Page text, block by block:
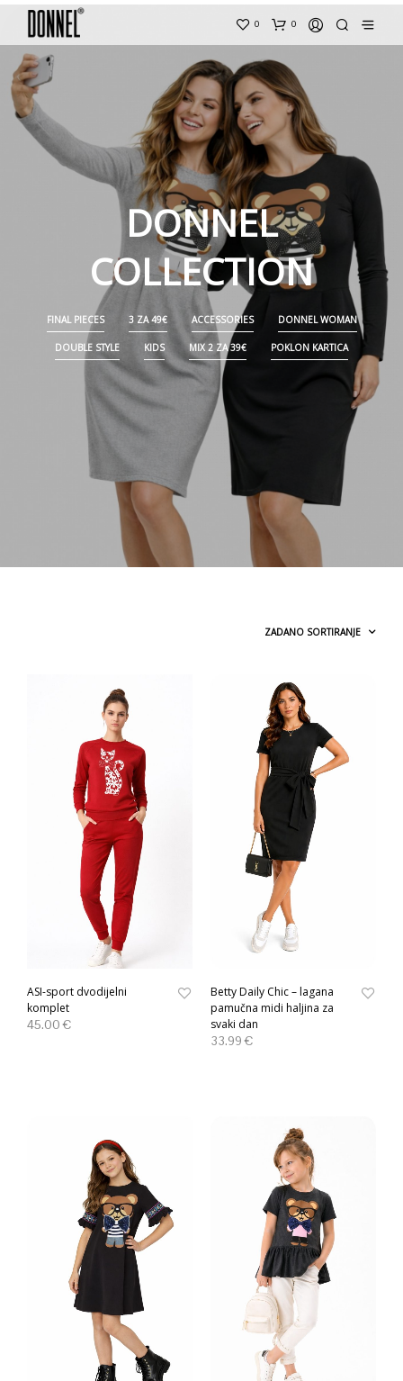
0 0
DONNEL
COLLECTION
FINAL PIECES 3 ZA 49€ ACCESSORIES DONNEL WOMAN
DOUBLE STYLE KIDS MIX 2 ZA 39€ POKLON KARTICA
ASI-sport dvodijelni
komplet
45.00€
Betty Daily Chic – lagana
pamučna midi haljina za
svaki dan
33.99€